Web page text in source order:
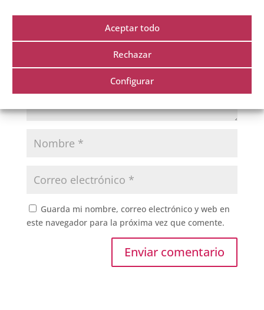
Aceptar todo
Rechazar
Configurar
Guarda mi nombre, correo electrónico y web en
este navegador para la próxima vez que comente.